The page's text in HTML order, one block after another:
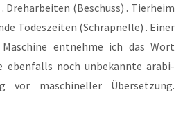
Dreh­ar­bei­ten (Beschuss) . Tier­heim
Todes­zei­ten (Schrapnel­le) . Einer
ent­neh­me ich das Wort
eben­falls noch unbe­kann­te ara­bi­
vor maschi­nel­ler Über­set­zung.